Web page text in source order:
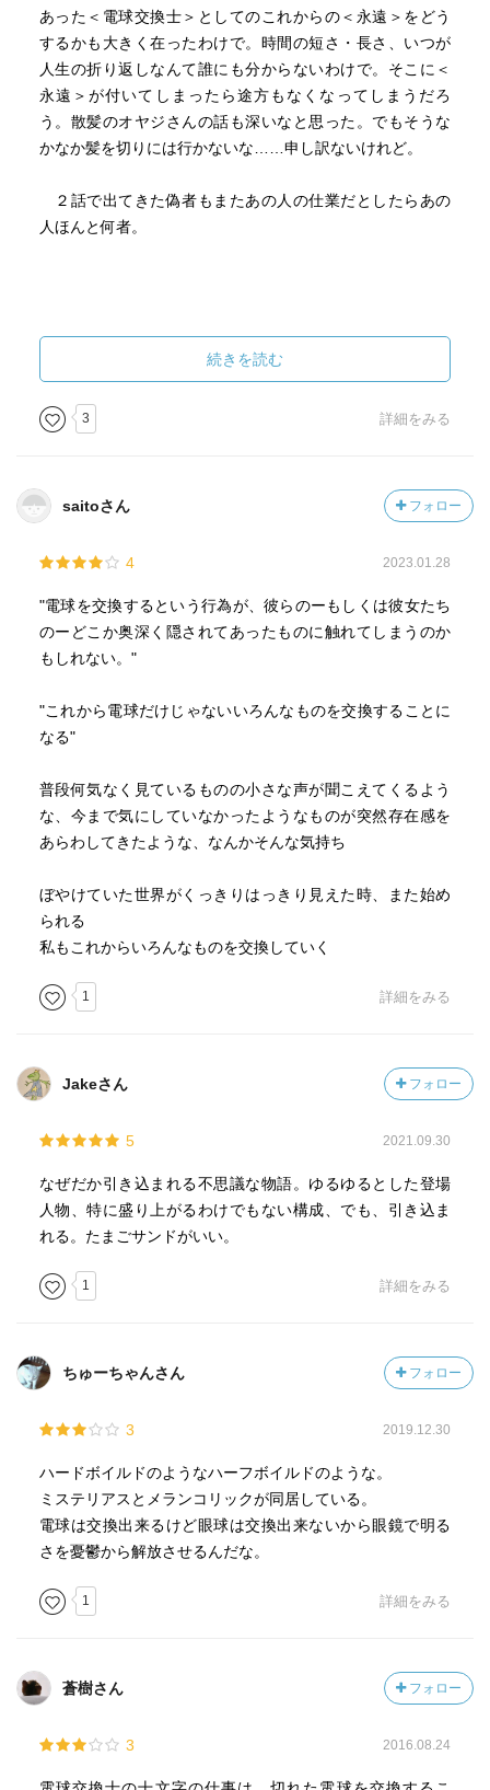
重力から解放された状態で深い眠りに就ける
「無重力寝台」、
(ぜひとも試してみたい！)
店主の西島さんが何を言う時でも
「人生理髪館」、
(お喋りなタクシー運転手と共にこれは勘弁して欲しい…)
他にも亡き夫の亡霊を追いかける映画館の未亡人や
(ロマンチック！)
など
ヘンテコな登場人物たちが織り成す
吉田篤弘がいつも決まって描くのは、
古臭いのに確かなもの。
そこから紡ぎ出されるもの。
そして時とともに滅び行くものと
時が経っても決して変わることのないものだ。
活版印刷屋、スリ、
入れ替え制のない昭和の時代の映画館、サーカス小屋、商
チキンもビーフも冠が何も付かない「ただのカレーライ
消え去っていく「古き良きもの
詩的で寓話的で強烈に郷愁を誘う世界と
吉田作品の根底に流れる
いつかは消えてなくなるものへの憧憬と鎮魂は今作でも描
生き続けることは果たして幸せなのか。
(「銀河鉄道999」や「100万回生きたねこ」に通じる永遠の
しかるべき時が来たら、フィラメントが痩せ細って
『こと』切れるのが電球の美学であるように、
人間の体も寿命があって、限られた命だからこそ、
たった今だけのもので、
人生は短い。明日が来るなんて保障はどこにもない。
だからこそ一期一会なのだ。
あった＜電球交換士＞としてのこれからの＜永遠＞をどう
するかも大きく在ったわけで。時間の短さ・長さ、いつが
人生の折り返しなんて誰にも分からないわけで。そこに＜
永遠＞が付いてしまったら途方もなくなってしまうだろ
う。散髪のオヤジさんの話も深いなと思った。でもそうな
かなか髪を切りには行かないな……申し訳ないけれど。
２話で出てきた偽者もまたあの人の仕業だとしたらあの
人ほんと何者。
続きを読む
3 詳細をみる
saitoさん フォロー
4 2023.01.28
"電球を交換するという行為が、彼らのーもしくは彼女たち
のーどこか奥深く隠されてあったものに触れてしまうのか
もしれない。"
"これから電球だけじゃないいろんなものを交換することに
なる"
普段何気なく見ているものの小さな声が聞こえてくるよう
な、今まで気にしていなかったようなものが突然存在感を
あらわしてきたような、なんかそんな気持ち
ぼやけていた世界がくっきりはっきり見えた時、また始め
られる
私もこれからいろんなものを交換していく
1 詳細をみる
Jakeさん フォロー
5 2021.09.30
なぜだか引き込まれる不思議な物語。ゆるゆるとした登場
人物、特に盛り上がるわけでもない構成、でも、引き込ま
れる。たまごサンドがいい。
1 詳細をみる
ちゅーちゃんさん フォロー
3 2019.12.30
ハードボイルドのようなハーフボイルドのような。
ミステリアスとメランコリックが同居している。
電球は交換出来るけど眼球は交換出来ないから眼鏡で明る
さを憂鬱から解放させるんだな。
1 詳細をみる
蒼樹さん フォロー
3 2016.08.24